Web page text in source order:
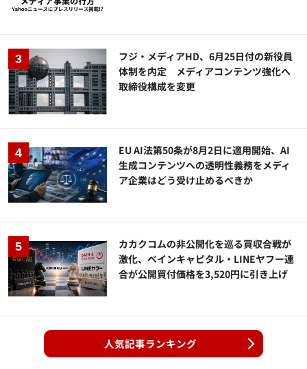
フジ・メディアHD、6月25日付の新役員
体制を内定 メディアコンテンツ強化へ
取締役構成を変更
EU AI法第50条が8月2日に適用開始、AI
生成コンテンツへの透明性義務をメディ
ア企業はどう受け止めるべきか
カカクコムの非公開化を巡る買収合戦が
激化、ベインキャピタル・LINEヤフー連
合が公開買付価格を3,520円に引き上げ
人気記事ランキング